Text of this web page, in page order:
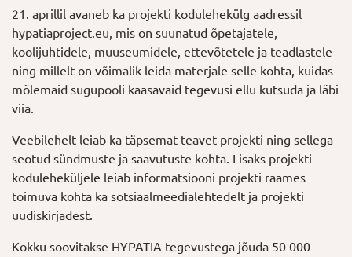
21. aprillil avaneb ka projekti kodulehekülg aadressil
hypatiaproject.eu, mis on suunatud õpetajatele,
koolijuhtidele, muuseumidele, ettevõtetele ja teadlastele
ning millelt on võimalik leida materjale selle kohta, kuidas
mõlemaid sugupooli kaasavaid tegevusi ellu kutsuda ja läbi
viia.
Veebilehelt leiab ka täpsemat teavet projekti ning sellega
seotud sündmuste ja saavutuste kohta. Lisaks projekti
koduleheküljele leiab informatsiooni projekti raames
toimuva kohta ka sotsiaalmeedialehtedelt ja projekti
uudiskirjadest.
Kokku soovitakse HYPATIA tegevustega jõuda 50 000